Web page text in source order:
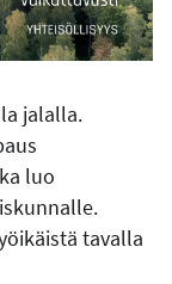
jalalla.
luo
tavalla